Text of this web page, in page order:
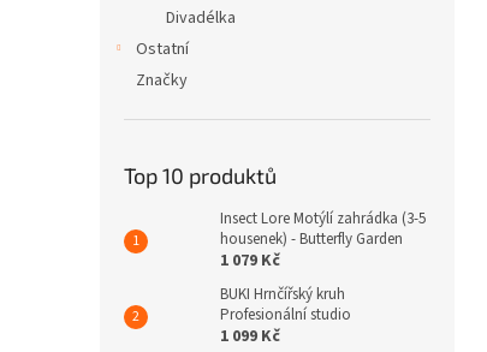
Divadélka
Ostatní
Značky
Top 10 produktů
Insect Lore Motýlí zahrádka (3-5
housenek) - Butterfly Garden
1 079 Kč
BUKI Hrnčířský kruh
Profesionální studio
1 099 Kč